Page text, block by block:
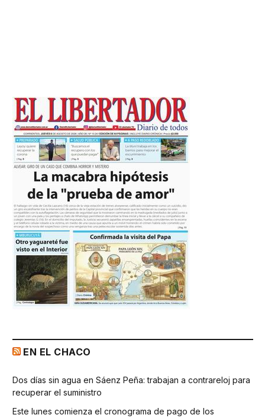
EN EL CHACO
Dos días sin agua en Sáenz Peña: trabajan a contrareloj para
recuperar el suministro
Este lunes comienza el cronograma de pago de los